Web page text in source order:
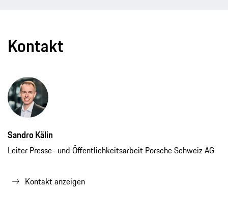
Kontakt
Sandro Kälin
Leiter Presse- und Öffentlichkeitsarbeit Porsche Schweiz AG
Kontakt anzeigen